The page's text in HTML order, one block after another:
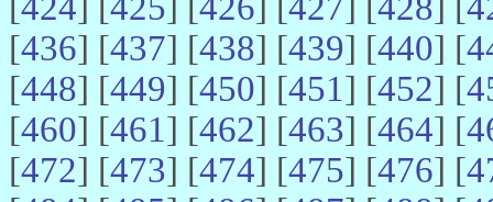
[436] [437] [438] [439] [440] [
[448] [449] [450] [451] [452] [
[460] [461] [462] [463] [464] [
[472] [473] [474] [475] [476] [